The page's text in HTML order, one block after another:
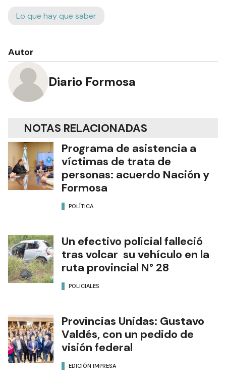
Lo que hay que saber
Autor
Diario Formosa
NOTAS RELACIONADAS
Programa de asistencia a
víctimas de trata de
personas: acuerdo Nación y
Formosa
POLÍTICA
Un efectivo policial falleció
tras volcar su vehículo en la
ruta provincial N° 28
POLICIALES
Provincias Unidas: Gustavo
Valdés, con un pedido de
visión federal
EDICIÓN IMPRESA